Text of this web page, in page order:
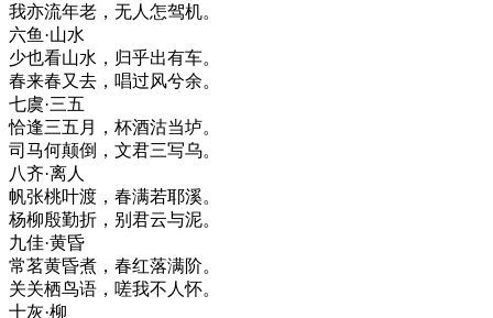
我亦流年老，无人怎驾机。
六鱼·山水
少也看山水，归乎出有车。
春来春又去，唱过风兮余。
七虞·三五
恰逢三五月，杯酒沽当垆。
司马何颠倒，文君三写乌。
八齐·离人
帆张桃叶渡，春满若耶溪。
杨柳殷勤折，别君云与泥。
九佳·黄昏
常茗黄昏煮，春红落满阶。
关关栖鸟语，嗟我不人怀。
十灰·柳